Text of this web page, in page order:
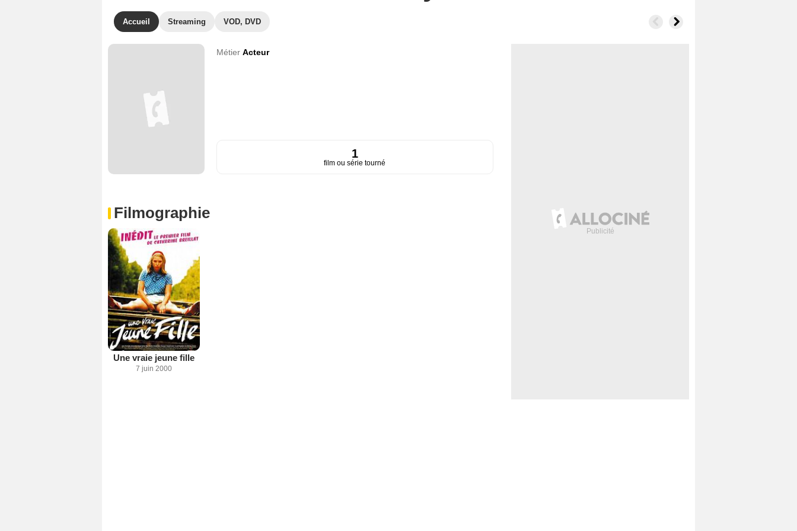
Accueil Streaming VOD, DVD
Métier Acteur
1
film ou série tourné
Filmographie
Une vraie jeune fille
7 juin 2000